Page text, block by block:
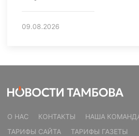
09.08.2026
О НАС КОНТАКТЫ НАША
ТАРИФЫ САЙТА
ТАРИФЫ ГАЗЕТЫ